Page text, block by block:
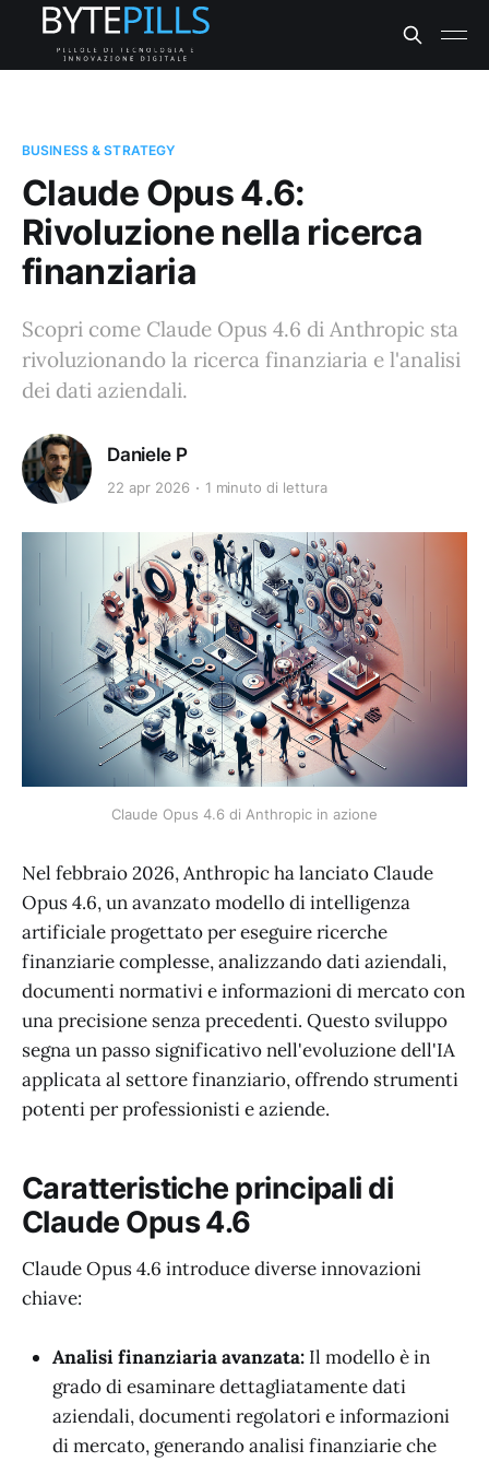
BUSINESS & STRATEGY
Claude Opus 4.6:
Rivoluzione nella ricerca
finanziaria
Scopri come Claude Opus 4.6 di Anthropic sta
rivoluzionando la ricerca finanziaria e l'analisi
dei dati aziendali.
Daniele P
22 apr 2026 1 minuto di lettura
Claude Opus 4.6 di Anthropic in azione
Nel febbraio 2026, Anthropic ha lanciato Claude
Opus 4.6, un avanzato modello di intelligenza
artificiale progettato per eseguire ricerche
finanziarie complesse, analizzando dati aziendali,
documenti normativi e informazioni di mercato con
una precisione senza precedenti. Questo sviluppo
segna un passo significativo nell'evoluzione dell'IA
applicata al settore finanziario, offrendo strumenti
potenti per professionisti e aziende.
Caratteristiche principali di
Claude Opus 4.6
Claude Opus 4.6 introduce diverse innovazioni
chiave:
Analisi finanziaria avanzata: Il modello è in
grado di esaminare dettagliatamente dati
aziendali, documenti regolatori e informazioni
di mercato, generando analisi finanziarie che